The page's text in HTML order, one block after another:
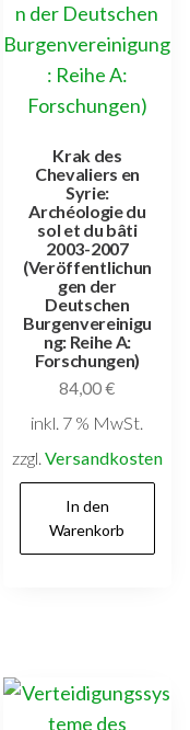
Krak des
Chevaliers en
Syrie:
Archéologie du
sol et du bâti
2003-2007
(Veröffentlichun
gen der
Deutschen
Burgenvereinigu
ng: Reihe A:
Forschungen)
84,00€
inkl. 7 % MwSt.
zzgl. Versandkosten
In den
Warenkorb